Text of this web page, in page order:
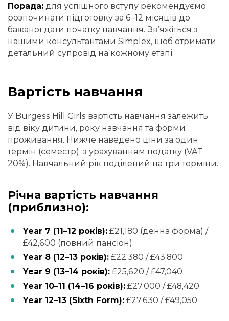
Порада: для успішного вступу рекомендуємо
розпочинати підготовку за 6–12 місяців до
бажаної дати початку навчання. Зв’яжіться з
нашими консультантами Simplex, щоб отримати
детальний супровід на кожному етапі.
Вартість навчання
У Burgess Hill Girls вартість навчання залежить
від віку дитини, року навчання та форми
проживання. Нижче наведено ціни за один
термін (семестр), з урахуванням податку (VAT
20%). Навчальний рік поділений на три терміни.
Річна вартість навчання
(приблизно):
Year 7 (11–12 років): £21,180 (денна форма) /
£42,600 (повний пансіон)
Year 8 (12–13 років): £22,380 / £43,800
Year 9 (13–14 років): £25,620 / £47,040
Year 10–11 (14–16 років): £27,000 / £48,420
Year 12–13 (Sixth Form): £27,630 / £49,050